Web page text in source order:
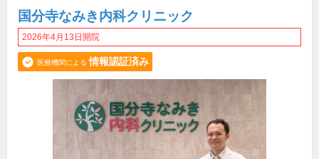
国分寺なみき内科クリニック
2026年4月13日開院
医療機関による 情報認証済み